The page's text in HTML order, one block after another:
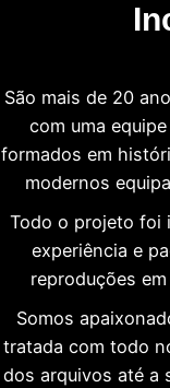
São mais de 20
com uma
formados em
modernos
Todo o projeto foi
experiência e
reproduções
Somos
tratada com todo
dos arquivos até a